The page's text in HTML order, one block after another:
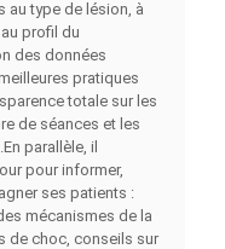
au type de lésion, à
profil du
des données
pratiques
totale sur les
de séances et les
parallèle, il
pour informer,
ses patients :
mécanismes de la
de choc, conseils sur